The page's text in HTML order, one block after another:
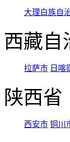
大理白族自
西藏自
拉萨市 日喀
陕西省
西安市 铜川